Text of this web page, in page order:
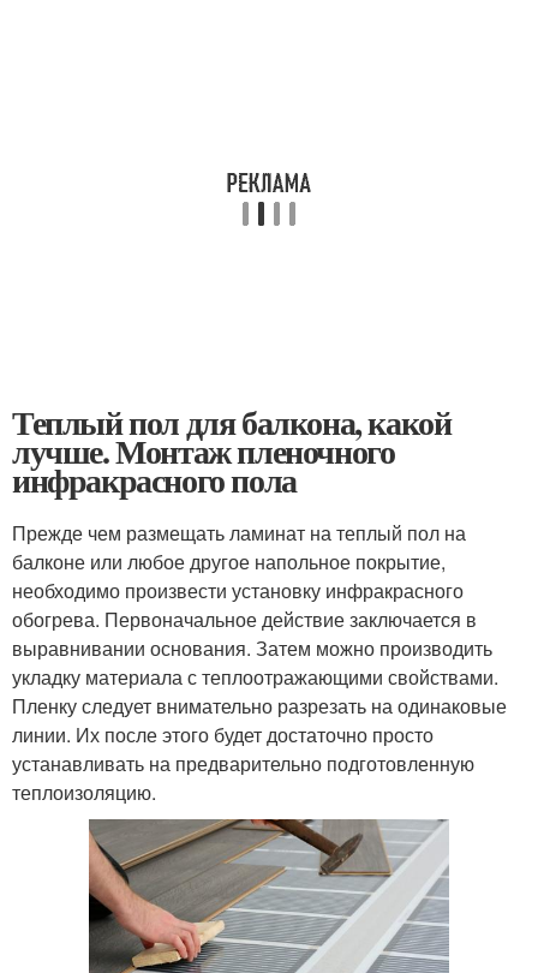
Теплый пол для балкона, какой
лучше. Монтаж пленочного
инфракрасного пола
Прежде чем размещать ламинат на теплый пол на
балконе или любое другое напольное покрытие,
необходимо произвести установку инфракрасного
обогрева. Первоначальное действие заключается в
выравнивании основания. Затем можно производить
укладку материала с теплоотражающими свойствами.
Пленку следует внимательно разрезать на одинаковые
линии. Их после этого будет достаточно просто
устанавливать на предварительно подготовленную
теплоизоляцию.